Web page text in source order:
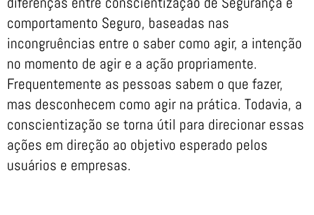
comportamento Seguro, baseadas nas
incongruências entre o saber como agir, a intenção
no momento de agir e a ação propriamente.
Frequentemente as pessoas sabem o que fazer,
mas desconhecem como agir na prática. Todavia, a
conscientização se torna útil para direcionar essas
ações em direção ao objetivo esperado pelos
usuários e empresas.